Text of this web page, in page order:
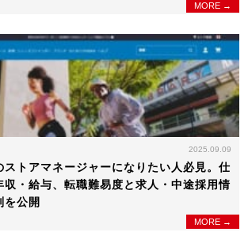
MORE →
2025.09.09
トアマネージャーになりたい人必見。仕
収・給与、転職難易度と求人・中途採用情
を公開
MORE →